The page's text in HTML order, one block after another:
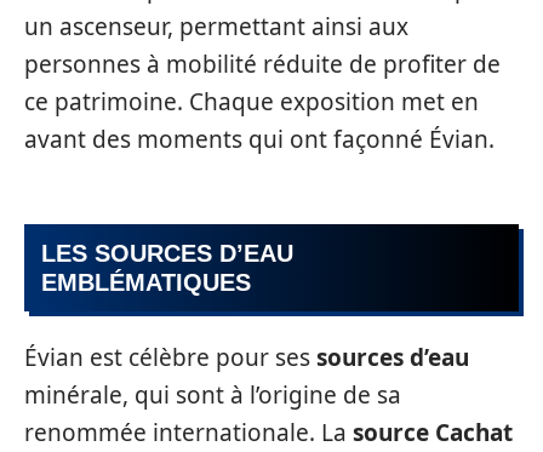
un ascenseur, permettant ainsi aux
personnes à mobilité réduite de profiter de
ce patrimoine. Chaque exposition met en
avant des moments qui ont façonné Évian.
LES SOURCES D’EAU
EMBLÉMATIQUES
Évian est célèbre pour sessources d’eau
minérale, qui sont à l’origine de sa
renommée internationale. La source Cachat